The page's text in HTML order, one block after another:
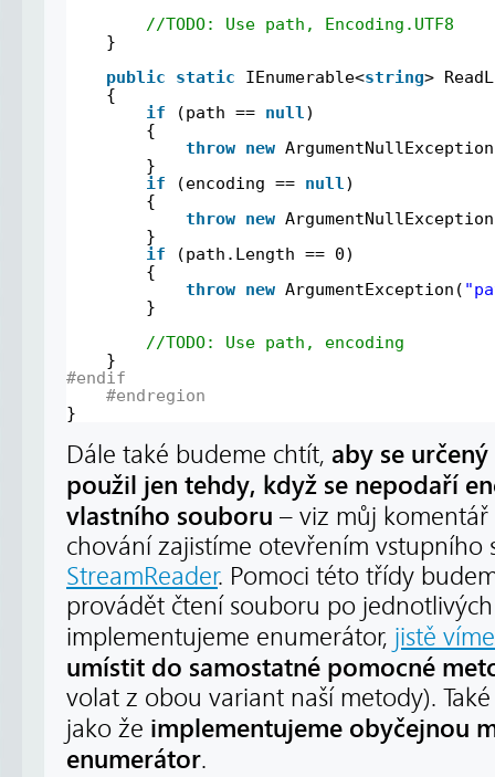
//TODO: Use path, Encoding.UTF8
}
public
static IEnumerable<string>
{
if
(path == null )
{
throw new
}
if
(encoding == null )
{
throw new
}
if
(path.Length == 0)
{
throw new ArgumentException(
}
//TODO: Use path, encoding
}
#endif
#endregion
}
Dále také budeme chtít, aby se
použil jen tehdy, když se nepodaří
vlastního souboru – viz můj
chování zajistíme otevřením
StreamReader. Pomoci této třídy
provádět čtení souboru po
implementujeme enumerátor, jistě víme
umístit do samostatné pomocné
volat z obou variant naší metody).
jako že implementujeme obyčejnou
enumerátor.